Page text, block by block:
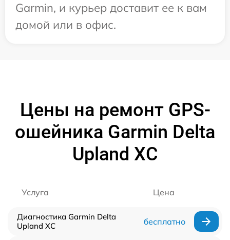
Garmin, и курьер доставит ее к вам
домой или в офис.
Цены на ремонт GPS-
ошейника Garmin Delta
Upland XC
Услуга Цена
Диагностика Garmin Delta
Upland XC
бесплатно